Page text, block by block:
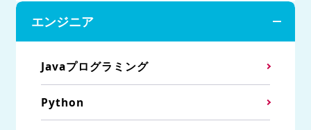
エンジニア
Javaプログラミング
Python